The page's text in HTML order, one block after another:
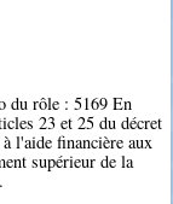
du rôle : 5169 En
23 et 25 du décret
l'aide financière aux
supérieur de la